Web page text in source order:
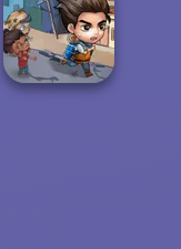
Monster Truck
Crazy Racing 2